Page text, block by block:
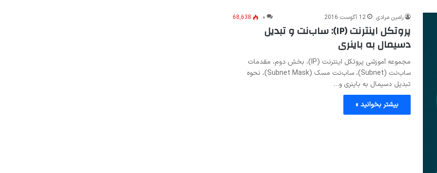
رامین مرادی 12 آگوست 2016 ۰ 68,638
پروتکل اینترنت (IP): ساب‌نت و تبدیل
دسیمال به باینری
مجموعه آموزشی پروتکل اینترنت (IP)، بخش دوم، مقدمات
ساب‌نت (Subnet)، ساب‌نت مسک (Subnet Mask)، نحوه
تبدیل دسیمال به باینری و…
بیشتر بخوانید »